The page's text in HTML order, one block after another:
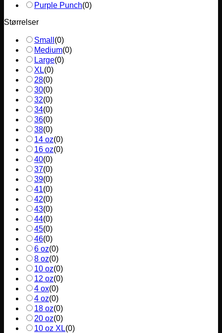
Purple Punch(0)
Størrelser
Small (0)
Medium(0)
Large(0)
XL(0)
28(0)
30(0)
32(0)
34(0)
36(0)
38(0)
14 oz(0)
16 oz(0)
40(0)
37(0)
39(0)
41(0)
42(0)
43(0)
44(0)
45(0)
46(0)
6 oz(0)
8 oz(0)
10 oz(0)
12 oz(0)
4 ox(0)
4 oz(0)
18 oz(0)
20 oz(0)
10 oz XL(0)